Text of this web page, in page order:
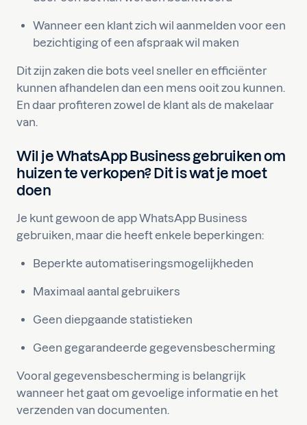
Wanneer een klant zich wil aanmelden voor een
bezichtiging of een afspraak wil maken
Dit zijn zaken die bots veel sneller en efficiënter
kunnen afhandelen dan een mens ooit zou kunnen.
En daar profiteren zowel de klant als de makelaar
van.
Wil je WhatsApp Business gebruiken om
huizen te verkopen? Dit is wat je moet
doen
Je kunt gewoon de app WhatsApp Business
gebruiken, maar die heeft enkele beperkingen:
Beperkte automatiseringsmogelijkheden
Maximaal aantal gebruikers
Geen diepgaande statistieken
Geen gegarandeerde gegevensbescherming
Vooral gegevensbescherming is belangrijk
wanneer het gaat om gevoelige informatie en het
verzenden van documenten.